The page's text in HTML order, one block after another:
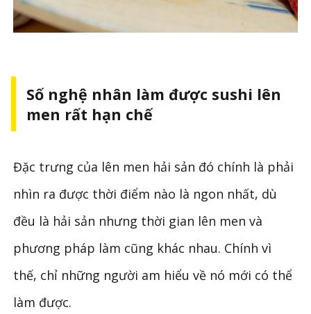
Số nghệ nhân làm được sushi lên
men rất hạn chế
Đặc trưng của lên men hải sản đó chính là phải
nhìn ra được thời điểm nào là ngon nhất, dù
đều là hải sản nhưng thời gian lên men và
phương pháp làm cũng khác nhau. Chính vì
thế, chỉ những người am hiểu về nó mới có thể
làm được.